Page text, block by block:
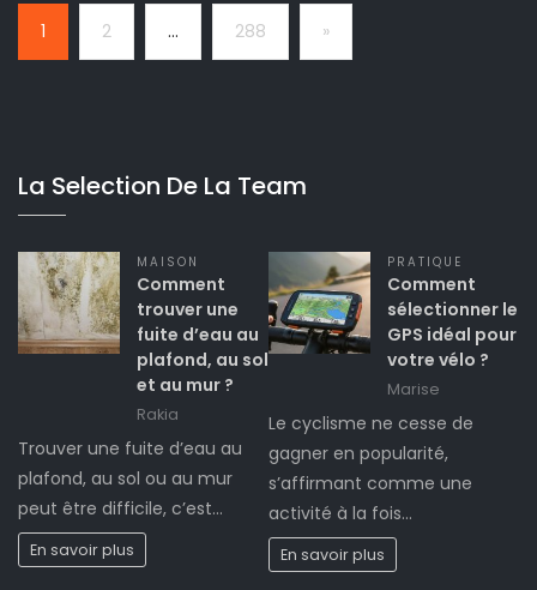
1 2 … 288 Next
»
La Selection De La Team
MAISON
Comment
trouver une
fuite d’eau au
plafond, au sol
et au mur ?
Rakia
Trouver une fuite d’eau au
plafond, au sol ou au mur
peut être difficile, c’est…
En savoir plus
PRATIQUE
Comment
sélectionner le
GPS idéal pour
votre vélo ?
Marise
Le cyclisme ne cesse de
gagner en popularité,
s’affirmant comme une
activité à la fois…
En savoir plus